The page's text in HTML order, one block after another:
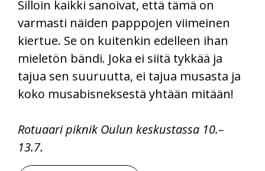
Silloin kaikki sanoivat, että tämä on
varmasti näiden papppojen viimeinen
kiertue. Se on kuitenkin edelleen ihan
mieletön bändi. Joka ei siitä tykkää ja
tajua sen suuruutta, ei tajua musasta ja
koko musabisneksestä yhtään mitään!
Rotuaari piknik Oulun keskustassa 10.–
13.7.